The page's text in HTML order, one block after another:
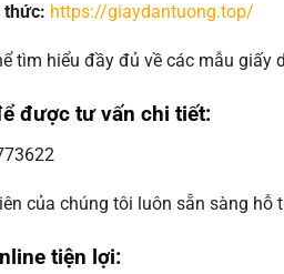
thức: https://giaydantuong.top/
tìm hiểu đầy đủ về các mẫu giấy
được tư vấn chi tiết:
của chúng tôi luôn sẵn sàng
tiện lợi: